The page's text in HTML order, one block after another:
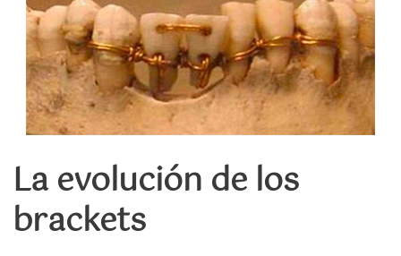
La evolución de los
brackets